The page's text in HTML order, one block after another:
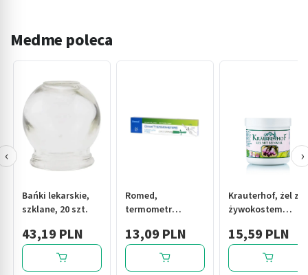
Medme poleca
Bańki lekarskie,
szklane, 20 szt.
43,19 PLN
Romed,
termometr
bezrtęciowy, 1
szt.
13,09 PLN
Krauterhof, żel z
żywokostem
15,59 PLN
‹ ›